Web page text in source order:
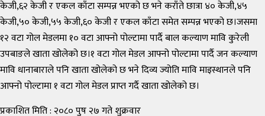
केजी,६२ केजी र एकल काँटा सम्पन्न भएको छ भने कराँते छात्रा ४० केजी,४५
केजी,५० केजी,५५ केजी,६० केजी र एकल काँटा समेत सम्पन्न भएको छ।जसमा
१२ वटा गोल मेडलमा १० वटा आफ्नो पोल्टामा पार्दै बाल कल्याण मावि कुरेली
उपबाङले खाता खोलेको छ।१ वटा गोल मेडल आफ्नो पोल्टामा पार्दै जन कल्याण
मावि धानाबाराले पनि खाता खोलेको छ भने दिव्य ज्योति मावि माइस्थानले पनि
आफ्नो पोल्टामा १ वटा गोल मेडल प्राप्त गर्दै खाता खोलेको छ।
प्रकाशित मिति : २०८० पुष २७ गते शुक्रवार